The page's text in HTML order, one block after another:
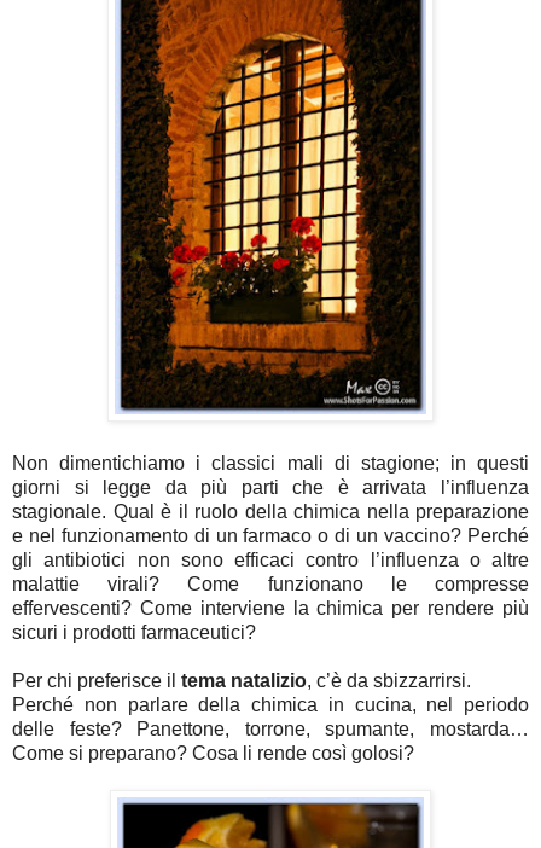
Non dimentichiamo i classici mali di stagione; in questi
giorni si legge da più parti che è arrivata l’influenza
stagionale. Qual è il ruolo della chimica nella preparazione
e nel funzionamento di un farmaco o di un vaccino? Perché
gli antibiotici non sono efficaci contro l’influenza o altre
malattie virali? Come funzionano le compresse
effervescenti? Come interviene la chimica per rendere più
sicuri i prodotti farmaceutici?
Per chi preferisce il tema natalizio, c’è da sbizzarrirsi.
Perché non parlare della chimica in cucina, nel periodo
delle feste? Panettone, torrone, spumante, mostarda…
Come si preparano? Cosa li rende così golosi?